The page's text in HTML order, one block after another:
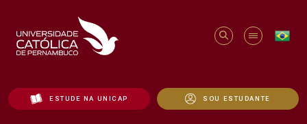
ESTUDE NA UNICAP SOU ESTUDANTE